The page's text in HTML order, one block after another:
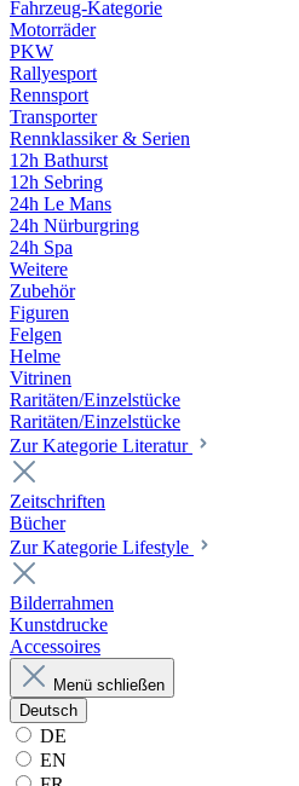
Fahrzeug-Kategorie
Motorräder
PKW
Rallyesport
Rennsport
Transporter
Rennklassiker & Serien
12h Bathurst
12h Sebring
24h Le Mans
24h Nürburgring
24h Spa
Weitere
Zubehör
Figuren
Felgen
Helme
Vitrinen
Raritäten/Einzelstücke
Raritäten/Einzelstücke
Zur Kategorie Literatur
Zeitschriften
Bücher
Zur Kategorie Lifestyle
Bilderrahmen
Kunstdrucke
Accessoires
Menü schließen
Deutsch
DE
EN